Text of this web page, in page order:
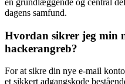
en grundlæggende og central
dagens samfund.
Hvordan sikrer jeg min
hackerangreb?
For at sikre din nye e-mail
et sikkert adgangskode